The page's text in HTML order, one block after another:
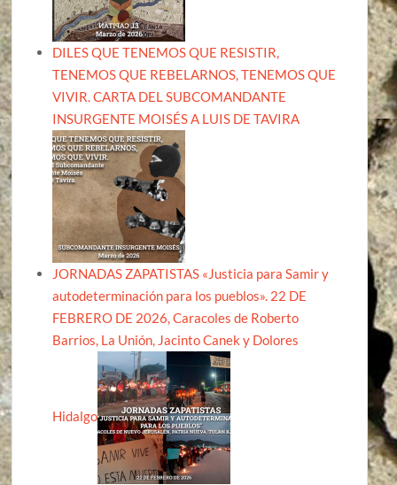
DILES QUE TENEMOS QUE RESISTIR,
TENEMOS QUE REBELARNOS, TENEMOS QUE
VIVIR. CARTA DEL SUBCOMANDANTE
INSURGENTE MOISÉS A LUIS DE TAVIRA
JORNADAS ZAPATISTAS «Justicia para Samir y
autodeterminación para los pueblos». 22 DE
FEBRERO DE 2026, Caracoles de Roberto
Barrios, La Unión, Jacinto Canek y Dolores
Hidalgo